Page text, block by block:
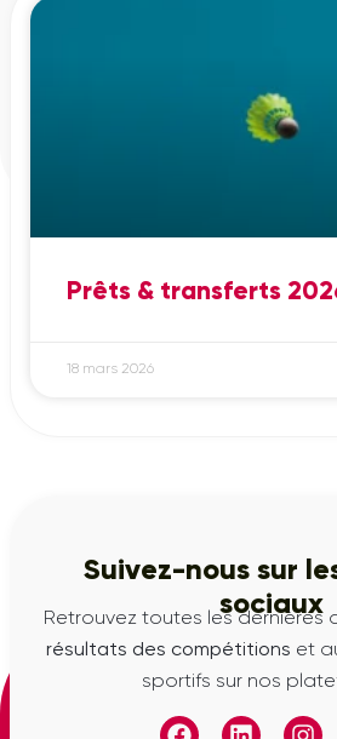
Prêts & transferts
18 mars 2026
Suivez-nous sur
sociaux
Retrouvez toutes les dernières
résultats des compétitions et
sportifs sur nos